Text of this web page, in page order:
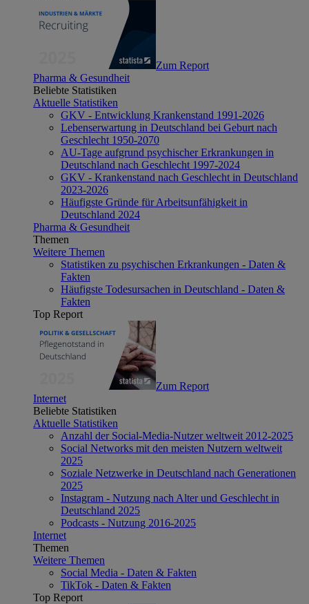
Zum Report
Pharma & Gesundheit
Beliebte Statistiken
Aktuelle Statistiken
GKV - Entwicklung Krankenstand 1991-2026
Lebenserwartung in Deutschland bei Geburt nach
Geschlecht 1950-2070
AU-Tage aufgrund psychischer Erkrankungen in
Deutschland nach Geschlecht 1997-2024
GKV - Krankenstand nach Geschlecht in Deutschland
2023-2026
Häufigste Gründe für Arbeitsunfähigkeit in
Deutschland 2024
Pharma & Gesundheit
Themen
Weitere Themen
Statistiken zu psychischen Erkrankungen - Daten &
Fakten
Häufigste Todesursachen in Deutschland - Daten &
Fakten
Top Report
Zum Report
Internet
Beliebte Statistiken
Aktuelle Statistiken
Anzahl der Social-Media-Nutzer weltweit 2012-2025
Social Networks mit den meisten Nutzern weltweit
2025
Soziale Netzwerke in Deutschland nach Generationen
2025
Instagram - Nutzung nach Alter und Geschlecht in
Deutschland 2025
Podcasts - Nutzung 2016-2025
Internet
Themen
Weitere Themen
Social Media - Daten & Fakten
TikTok - Daten & Fakten
Top Report